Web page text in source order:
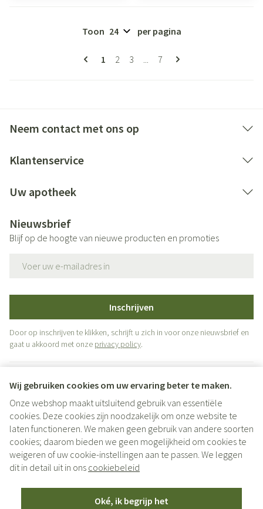
Wij gebruiken cookies om uw ervaring beter te maken.
Onze webshop maakt uitsluitend gebruik van essentiële
cookies. Deze cookies zijn noodzakelijk om onze website te
laten functioneren. We maken geen gebruik van andere soorten
cookies; daarom bieden we geen mogelijkheid om cookies te
weigeren of uw cookie-instellingen aan te passen. We leggen
dit in detail uit in ons cookiebeleid
Oké, ik begrijp het
Pagina's
U lees momenteel pagina
1 Pagina
2 Pagina
3 ... Pagina
7
Toon per pagina
Neem contact met ons op
Klantenservice
Uw apotheek
Nieuwsbrief
Blijf op de hoogte van nieuwe producten en promoties
Inschrijven
Door op inschrijven te klikken, schrijft u zich in voor onze nieuwsbrief en
gaat u akkoord met onze privacy policy.
Juridische links